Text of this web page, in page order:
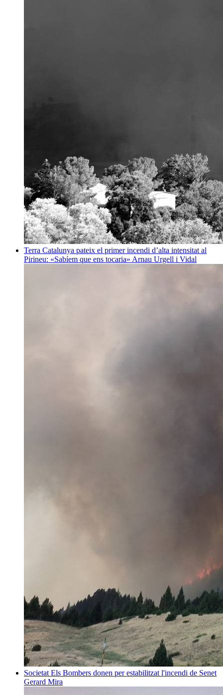
Terra Catalunya pateix el primer incendi d’alta intensitat al
Pirineu: «Sabíem que ens tocaria» Arnau Urgell i Vidal
Societat Els Bombers donen per estabilitzat l'incendi de Senet
Gerard Mira